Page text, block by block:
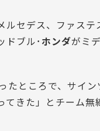
ルセデス、ファステ
ドブル･ ホンダがミ
たところで、サイン
てきた」とチーム無